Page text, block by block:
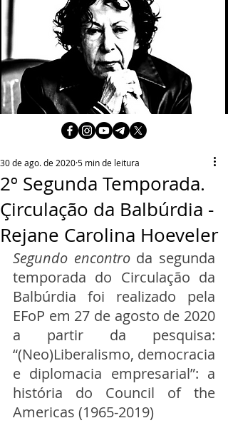
2º Segunda Temporada.
Çirculação da Balbúrdia -
Rejane Carolina Hoeveler
30 de ago. de 20205 min de leitura
Segundo encontro da segunda
temporada do Circulação da
Balbúrdia foi realizado pela
EFoP em 27 de agosto de 2020
a partir da pesquisa:
“(Neo)Liberalismo, democracia
e diplomacia empresarial”: a
história do Council of the
Americas (1965-2019)